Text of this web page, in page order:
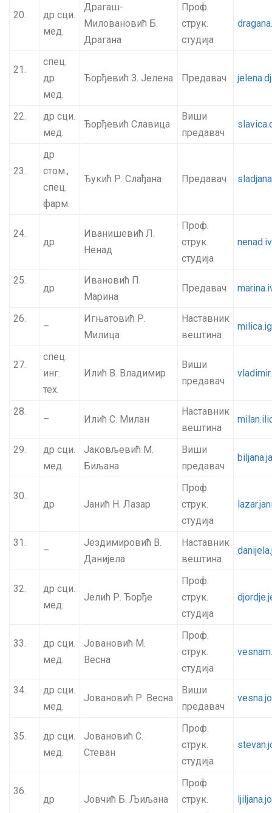
20.
др сци.
мед.
Драгаш-
Миловановић Б.
Драгана
Проф.
струк.
студија
21.
спец.
др
мед.
Ђорђевић З. Јелена Предавач
22.
др сци.
мед.
Ђорђевић Славица
Виши
предавач
23.
др
стом.,
спец.
фарм.
Ђукић Р. Слађана Предавач
24.
др
Иванишевић Л.
Ненад
Проф.
струк.
студија
25.
др
Ивановић П.
Марина
Предавач
26.
–
Игњатовић Р.
Милица
Наставник
вештина
27.
спец.
инг.
тех.
Илић В. Владимир
Виши
предавач
28.
– Илић С. Милан
Наставник
вештина
29.
др сци.
мед.
Јаковљевић М.
Биљана
Виши
предавач
30.
др Јанић Н. Лазар
Проф.
струк.
студија
31.
–
Јездимировић В.
Данијела
Наставник
вештина
32.
др сци.
мед.
Јелић Р. Ђорђе
Проф.
струк.
студија
33.
др сци.
мед.
Јовановић М.
Весна
Проф.
струк.
студија
34.
др сци.
мед.
Јовановић Р. Весна
Виши
предавач
35.
др сци.
мед.
Јовановић С.
Стеван
Проф.
струк.
студија
36.
др Јовчић Б. Љиљана
Проф.
струк.